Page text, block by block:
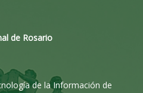
de Rosario
de la Información de